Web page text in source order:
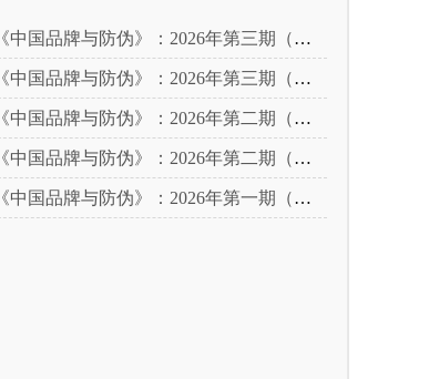
《中国品牌与防伪》：2026年第三期（下）
《中国品牌与防伪》：2026年第三期（上）
《中国品牌与防伪》：2026年第二期（下）
《中国品牌与防伪》：2026年第二期（上）
《中国品牌与防伪》：2026年第一期（下）